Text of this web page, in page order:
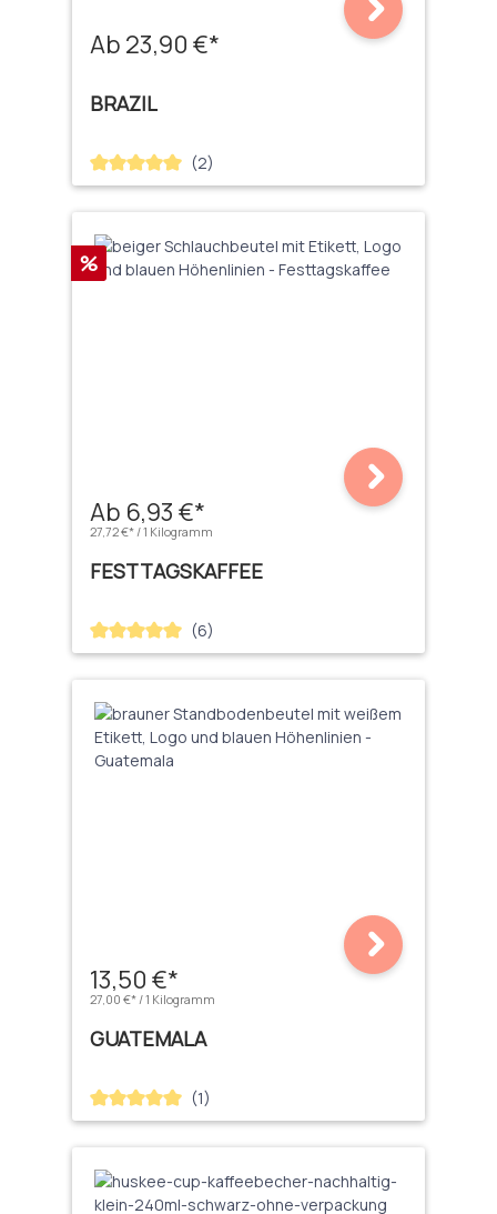
Ab 23,90 €*
BRAZIL
Durchschnittliche Bewertung von 5 von 5 Sternen
(2)
Rabatt
%
Ab 6,93 €*
27,72 €* / 1 Kilogramm
FESTTAGSKAFFEE
Durchschnittliche Bewertung von 5 von 5 Sternen
(6)
13,50 €*
27,00 €* / 1 Kilogramm
GUATEMALA
Durchschnittliche Bewertung von 5 von 5 Sternen
(1)